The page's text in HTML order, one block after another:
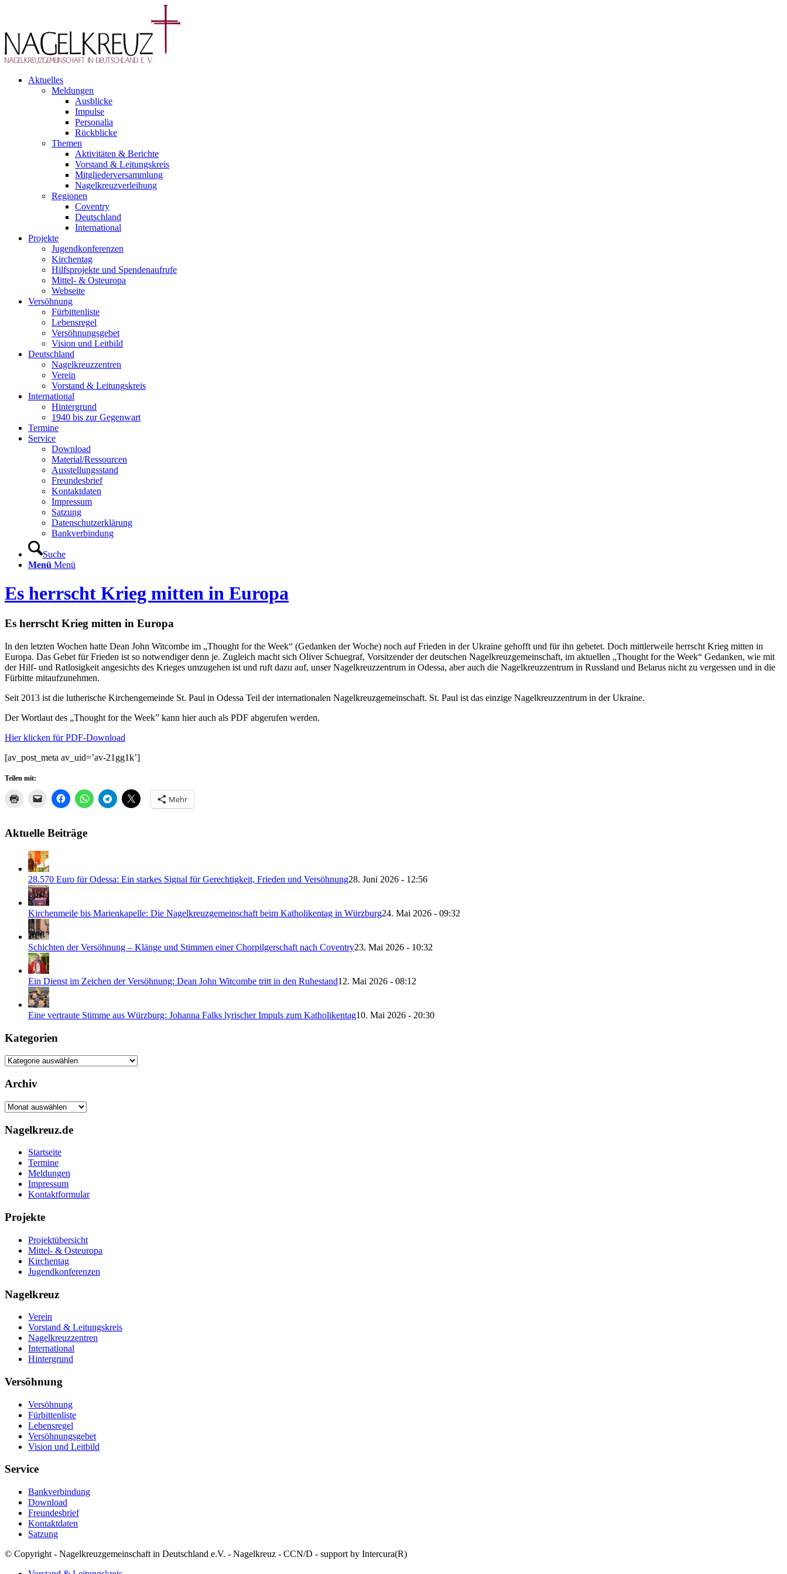
Aktuelles
Meldungen
Ausblicke
Impulse
Personalia
Rückblicke
Themen
Aktivitäten & Berichte
Vorstand & Leitungskreis
Mitgliederversammlung
Nagelkreuzverleihung
Regionen
Coventry
Deutschland
International
Projekte
Jugendkonferenzen
Kirchentag
Hilfsprojekte und Spendenaufrufe
Mittel- & Osteuropa
Webseite
Versöhnung
Fürbittenliste
Lebensregel
Versöhnungsgebet
Vision und Leitbild
Deutschland
Nagelkreuzzentren
Verein
Vorstand & Leitungskreis
International
Hintergrund
1940 bis zur Gegenwart
Termine
Service
Download
Material/Ressourcen
Ausstellungsstand
Freundesbrief
Kontaktdaten
Impressum
Satzung
Datenschutzerklärung
Bankverbindung
Suche
Menü Menü
Es herrscht Krieg mitten in Europa
Es herrscht Krieg mitten in Europa
In den letzten Wochen hatte Dean John Witcombe im „Thought for the Week“ (Gedanken der Woche) noch auf Frieden in der Ukraine gehofft und für ihn gebetet. Doch mittlerweile herrscht Krieg mitten in
Europa. Das Gebet für Frieden ist so notwendiger denn je. Zugleich macht sich Oliver Schuegraf, Vorsitzender der deutschen Nagelkreuzgemeinschaft, im aktuellen „Thought for the Week“ Gedanken, wie mit
der Hilf- und Ratlosigkeit angesichts des Krieges umzugehen ist und ruft dazu auf, unser Nagelkreuzzentrum in Odessa, aber auch die Nagelkreuzzentrum in Russland und Belarus nicht zu vergessen und in die
Fürbitte mitaufzunehmen.
Seit 2013 ist die lutherische Kirchengemeinde St. Paul in Odessa Teil der internationalen Nagelkreuzgemeinschaft. St. Paul ist das einzige Nagelkreuzzentrum in der Ukraine.
Der Wortlaut des „Thought for the Week” kann hier auch als PDF abgerufen werden.
Hier klicken für PDF-Download
[av_post_meta av_uid=’av-21gg1k’]
Teilen mit:
Mehr
Aktuelle Beiträge
28.570 Euro für Odessa: Ein starkes Signal für Gerechtigkeit, Frieden und Versöhnung28. Juni 2026 - 12:56
Kirchenmeile bis Marienkapelle: Die Nagelkreuzgemeinschaft beim Katholikentag in Würzburg24. Mai 2026 - 09:32
Schichten der Versöhnung – Klänge und Stimmen einer Chorpilgerschaft nach Coventry23. Mai 2026 - 10:32
Ein Dienst im Zeichen der Versöhnung: Dean John Witcombe tritt in den Ruhestand12. Mai 2026 - 08:12
Eine vertraute Stimme aus Würzburg: Johanna Falks lyrischer Impuls zum Katholikentag10. Mai 2026 - 20:30
Kategorien
Kategorien
Archiv
Archiv
Nagelkreuz.de
Startseite
Termine
Meldungen
Impressum
Kontaktformular
Projekte
Projektübersicht
Mittel- & Osteuropa
Kirchentag
Jugendkonferenzen
Nagelkreuz
Verein
Vorstand & Leitungskreis
Nagelkreuzzentren
International
Hintergrund
Versöhnung
Versöhnung
Fürbittenliste
Lebensregel
Versöhnungsgebet
Vision und Leitbild
Service
Bankverbindung
Download
Freundesbrief
Kontaktdaten
Satzung
© Copyright - Nagelkreuzgemeinschaft in Deutschland e.V. - Nagelkreuz - CCN/D - support by Intercura(R)